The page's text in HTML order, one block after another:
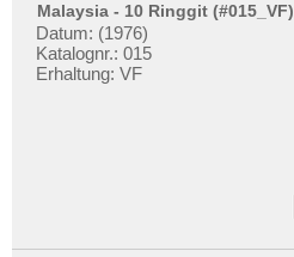
Malaysia - 10 Ringgit (#015_VF)
Datum: (1976)
Katalognr.: 015
Erhaltung: VF